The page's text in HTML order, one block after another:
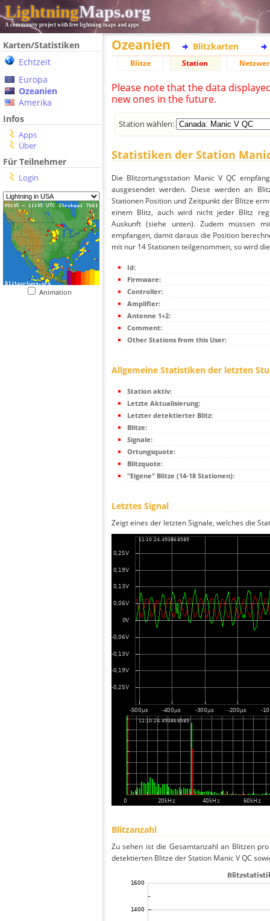
LightningMaps.org
A community project with free lightning maps and apps
Karten/Statistiken
Echtzeit
Europa
Ozeanien
Amerika
Infos
Apps
Über
Für Teilnehmer
Login
Animation
Ozeanien Blitzkarten
Blitze Station
Please note that the data
new ones in the future.
Station wählen:
Statistiken der Station Manic
Die Blitzortungsstation Manic V QC
ausgesendet werden. Diese werden an
Stationen Position und Zeitpunkt der Blitze
einem Blitz, auch wird nicht jeder Blitz
Auskunft (siehe unten). Zudem müssen
empfangen, damit daraus die Position
mit nur 14 Stationen teilgenommen, so wird
Id:
Firmware:
Controller:
Amplifier:
Antenne 1+2:
Comment:
Other Stations from this User:
Allgemeine Statistiken der letzten
Station aktiv:
Letzte Aktualisierung:
Letzter detektierter Blitz:
Blitze:
Signale:
Ortungsquote:
Blitzquote:
"Eigene" Blitze (14-18 Stationen):
Letztes Signal
Zeigt eines der letzten Signale, welches die
Blitzanzahl
Zu sehen ist die Gesamtanzahl an Blitzen
detektierten Blitze der Station Manic V QC